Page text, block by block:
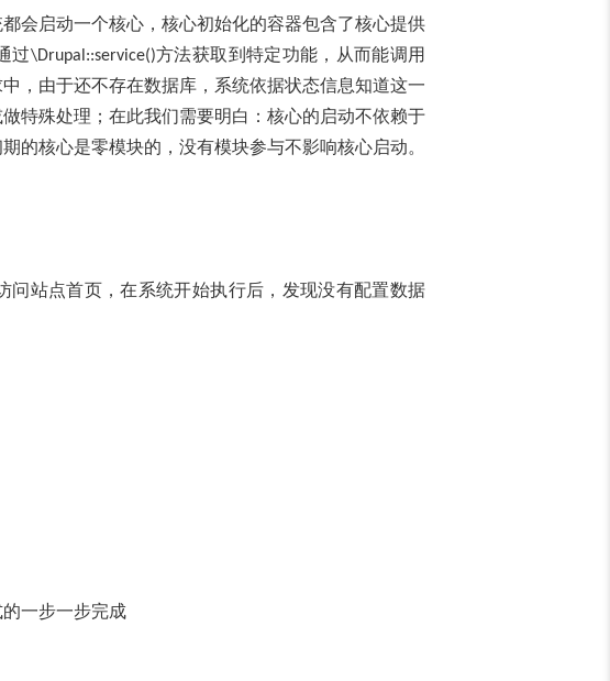
会启动一个核心，核心初始化的容器包含了核心提供
过\Drupal::service()方法获取到特定功能，从而能调用
，由于还不存在数据库，系统依据状态信息知道这一
特殊处理；在此我们需要明白：核心的启动不依赖于
的核心是零模块的，没有模块参与不影响核心启动。
站点首页，在系统开始执行后，发现没有配置数据
一步一步完成